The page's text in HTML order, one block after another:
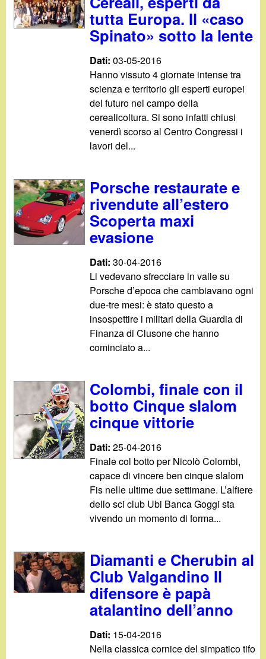
tutta Europa. Il «caso
Spinato» sotto la lente
Dati:03-05-2016
Hanno vissuto 4 giornate intense tra
scienza e territorio gli esperti europei
del futuro nel campo della
cerealicoltura. Si sono infatti chiusi
venerdì scorso al Centro Congressi i
lavori del...
Porsche restaurate e
rivendute all’estero
Scoperta maxi
evasione
Dati:30-04-2016
Li vedevano sfrecciare in valle su
Porsche d’epoca che cambiavano ogni
due-tre mesi: è stato questo a
insospettire i militari della Guardia di
Finanza di Clusone che hanno
cominciato a...
Colombi, finale con il
botto Cinque slalom
cinque vittorie
Dati:25-04-2016
Finale col botto per Nicolò Colombi,
capace di vincere ben cinque slalom
Fis nelle ultime due settimane. L’alfiere
dello sci club Ubi Banca Goggi sta
vivendo un momento di forma...
Diamanti e Cherubin al
Club Valgandino Il
difensore è papà
atalantino dell’anno
Dati: 15-04-2016
Nella classica cornice del simpatico tifo